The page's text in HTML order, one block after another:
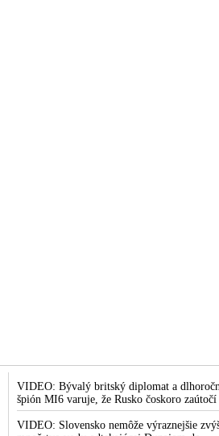
VIDEO: Bývalý britský diplomat a
špión MI6 varuje, že Rusko čoskoro zaútočí
Európu, pretože k tomu bude dotlačené
rovnako, ako bolo dotlačené k invázii na
VIDEO: Slovensko nemôže výraznejšie